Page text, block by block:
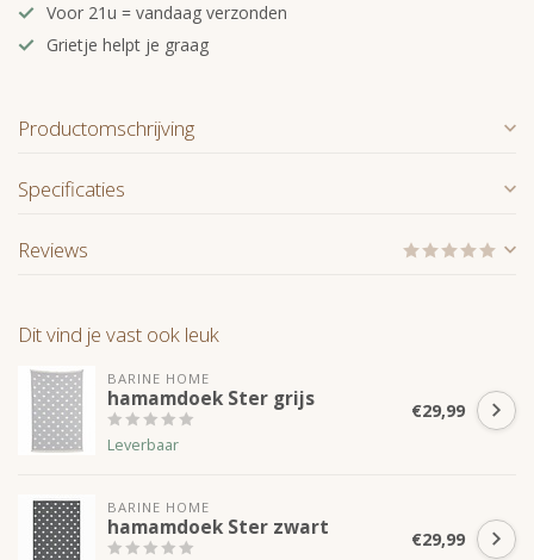
Voor 21u = vandaag verzonden
Grietje helpt je graag
Productomschrijving
Specificaties
Reviews
Dit vind je vast ook leuk
BARINE HOME
hamamdoek Ster grijs
Leverbaar
€29,99
BARINE HOME
hamamdoek Ster zwart €29,99